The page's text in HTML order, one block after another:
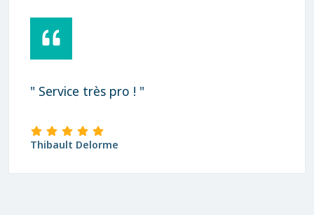
" Service très pro ! "
Thibault Delorme